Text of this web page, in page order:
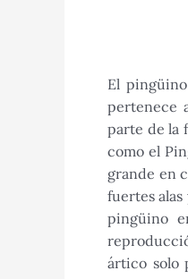
El
pertenece
parte de la
como el
grande en
fuertes
pingüino
ártico solo